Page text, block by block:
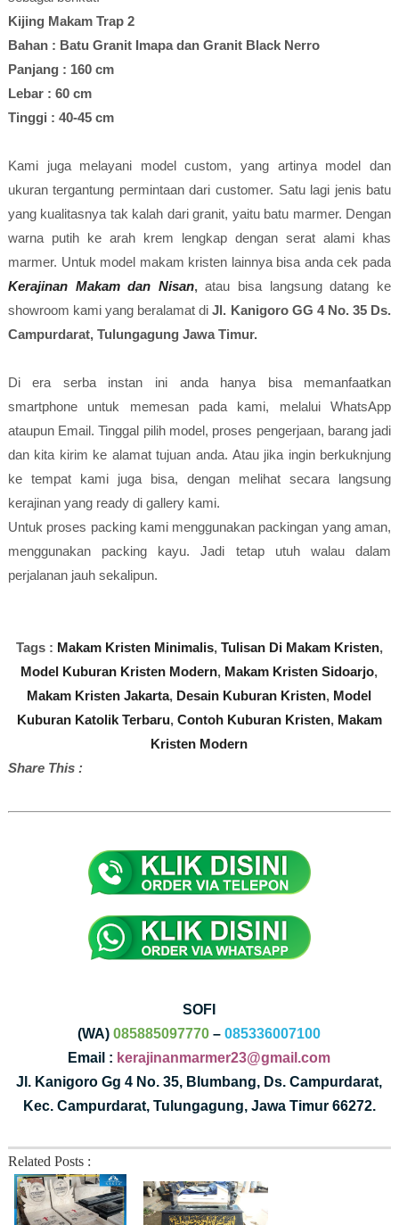
Kijing Makam Trap 2
Bahan : Batu Granit Imapa dan Granit Black Nerro
Panjang : 160 cm
Lebar : 60 cm
Tinggi : 40-45 cm
Kami juga melayani model custom, yang artinya model dan
ukuran tergantung permintaan dari customer. Satu lagi jenis batu
yang kualitasnya tak kalah dari granit, yaitu batu marmer. Dengan
warna putih ke arah krem lengkap dengan serat alami khas
marmer. Untuk model makam kristen lainnya bisa anda cek pada
Kerajinan Makam dan Nisan,atau bisa langsung datang ke
showroom kami yang beralamat diJl. Kanigoro GG 4 No. 35 Ds.
Campurdarat, Tulungagung Jawa Timur.
Di era serba instan ini anda hanya bisa memanfaatkan
smartphone untuk memesan pada kami, melalui WhatsApp
ataupun Email. Tinggal pilih model, proses pengerjaan, barang jadi
dan kita kirim ke alamat tujuan anda. Atau jika ingin berkuknjung
ke tempat kami juga bisa, dengan melihat secara langsung
kerajinan yang ready di gallery kami.
Untuk proses packing kami menggunakan packingan yang aman,
menggunakan packing kayu. Jadi tetap utuh walau dalam
perjalanan jauh sekalipun.
Tags : Makam Kristen Minimalis, Tulisan Di Makam Kristen,
Model Kuburan Kristen Modern, Makam Kristen Sidoarjo,
Makam Kristen Jakarta, Desain Kuburan Kristen, Model
Kuburan Katolik Terbaru, Contoh Kuburan Kristen, Makam
Kristen Modern
Share This :
SOFI
(WA)085885097770 –085336007100
Email : kerajinanmarmer23@gmail.com
Jl. Kanigoro Gg 4 No. 35, Blumbang, Ds. Campurdarat,
Kec. Campurdarat, Tulungagung, Jawa Timur 66272.
Related Posts :